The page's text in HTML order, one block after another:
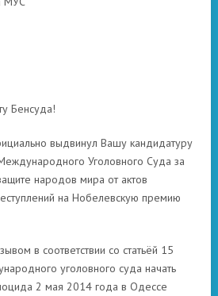
Бенсуда!
выдвинул Вашу кандидатуру
Уголовного Суда за
народов мира от актов
на Нобелевскую премию
в соответствии со статьёй 15
уголовного суда начать
2 мая 2014 года в Одессе